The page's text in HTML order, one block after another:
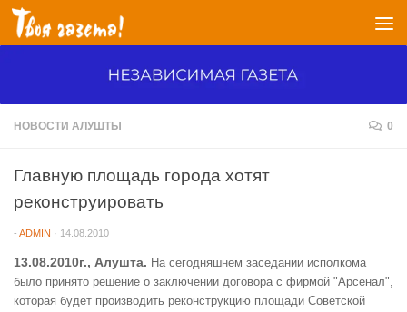
Перейти к содержимому
НОВОСТИ АЛУШТЫ 0
Главную площадь города хотят
реконструировать
- ADMIN · 14.08.2010
13.08.2010г., Алушта. На сегодняшнем заседании исполкома
было принято решение о заключении договора с фирмой "Арсенал",
которая будет производить реконструкцию площади Советской